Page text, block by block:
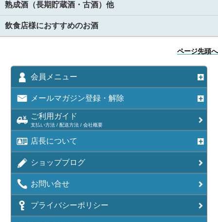
熟成酒（長期貯蔵酒・古酒）他
飲食店様におすすめのお酒
ページ先頭へ
会員メニュー
メールマガジン登録・解除
ご利用ガイド
支払い方法 / 配送方法 / 会社概要
店長について
ショップブログ
お問い合せ
プライバシーポリシー